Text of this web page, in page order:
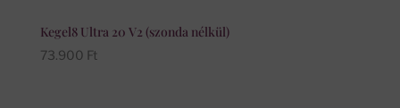
Kegel8 Ultra 20 V2 (szonda nélkül)
73.900 Ft